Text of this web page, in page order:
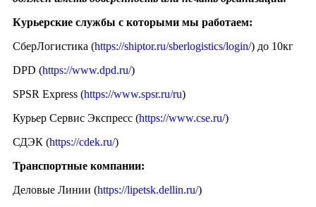
Курьерские службы с которыми мы работаем:
СберЛогистика (https://shiptor.ru/sberlogistics/login/) до 10кг
DPD (https://www.dpd.ru/)
SPSR Express (https://www.spsr.ru/ru)
Курьер Сервис Экспресс (https://www.cse.ru/)
СДЭК (https://cdek.ru/)
Транспортные компании:
Деловые Линии (https://lipetsk.dellin.ru/)